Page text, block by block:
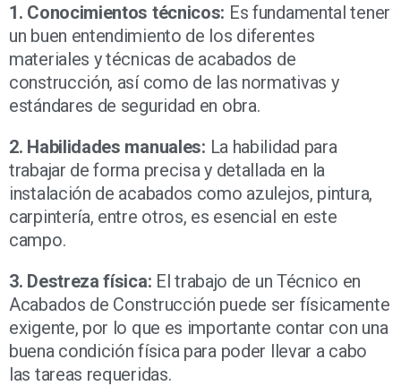
1. Conocimientos técnicos: Es fundamental tener
un buen entendimiento de los diferentes
materiales y técnicas de acabados de
construcción, así como de las normativas y
estándares de seguridad en obra.
2. Habilidades manuales: La habilidad para
trabajar de forma precisa y detallada en la
instalación de acabados como azulejos, pintura,
carpintería, entre otros, es esencial en este
campo.
3. Destreza física: El trabajo de un Técnico en
Acabados de Construcción puede ser físicamente
exigente, por lo que es importante contar con una
buena condición física para poder llevar a cabo
las tareas requeridas.